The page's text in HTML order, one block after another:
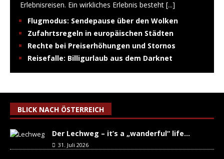
Erlebnisreisen. Ein wirkliches Erlebnis besteht [...]
Flugmodus: Sendepause über den Wolken
Zufahrtsregeln in europäischen Städten
Rechte bei Preiserhöhungen und Stornos
Reisefalle: Billigurlaub aus dem Darknet
BLICK NACH ÖSTERREICH
Der Lechweg – it’s a „wanderful“ life…
31. Juli 2026